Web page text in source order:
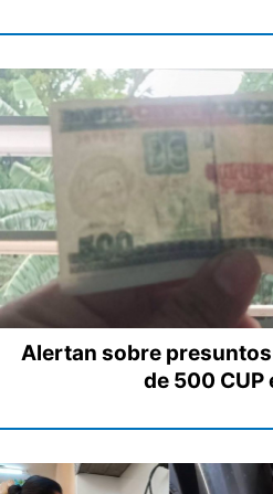
Alertan sobre
de 500 CUP